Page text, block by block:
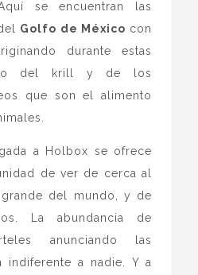
se encuentran las
Golfo de México con
durante estas
del krill y de los
que son el alimento
a Holbox se ofrece
de ver de cerca al
del mundo, y de
La abundancia de
anunciando las
indiferente a nadie. Y a